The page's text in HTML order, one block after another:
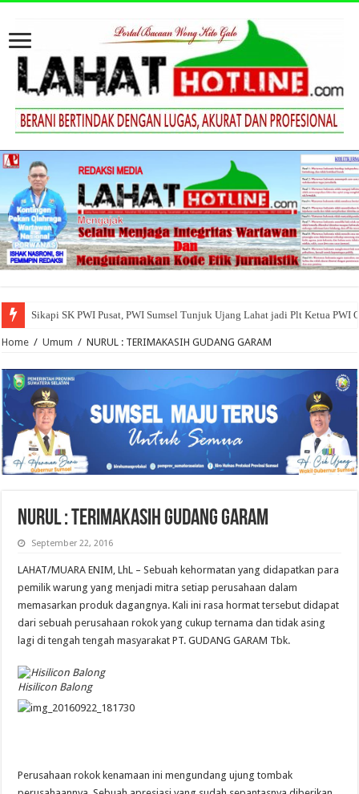
Sikapi SK PWI Pusat, PWI Sumsel Tunjuk Ujang Lahat jadi Plt Ketua PWI
Home / Umum / NURUL : TERIMAKASIH GUDANG GARAM
NURUL : TERIMAKASIH GUDANG GARAM
September 22, 2016
LAHAT/MUARA ENIM, LhL – Sebuah kehormatan yang didapatkan para
pemilik warung yang menjadi mitra setiap perusahaan dalam
memasarkan produk dagangnya. Kali ini rasa hormat tersebut didapat
dari sebuah perusahaan rokok yang cukup ternama dan tidak asing
lagi di tengah tengah masyarakat PT. GUDANG GARAM Tbk.
Hisilicon Balong
Perusahaan rokok kenamaan ini mengundang ujung tombak